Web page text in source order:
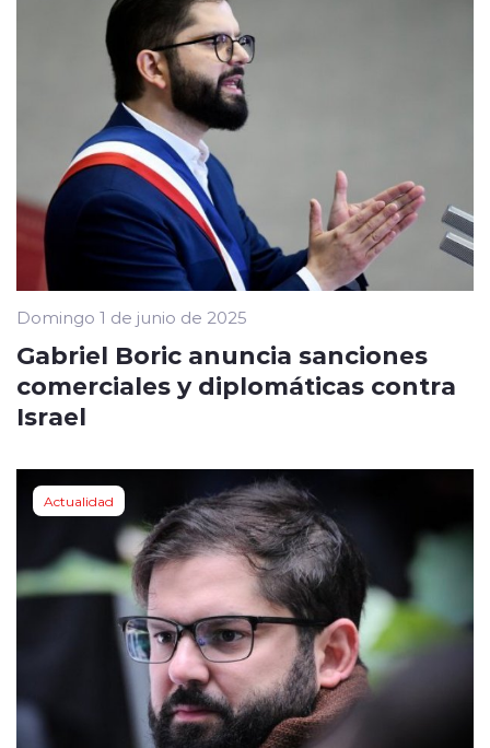
Domingo 1 de junio de 2025
Gabriel Boric anuncia sanciones
comerciales y diplomáticas contra
Israel
Actualidad